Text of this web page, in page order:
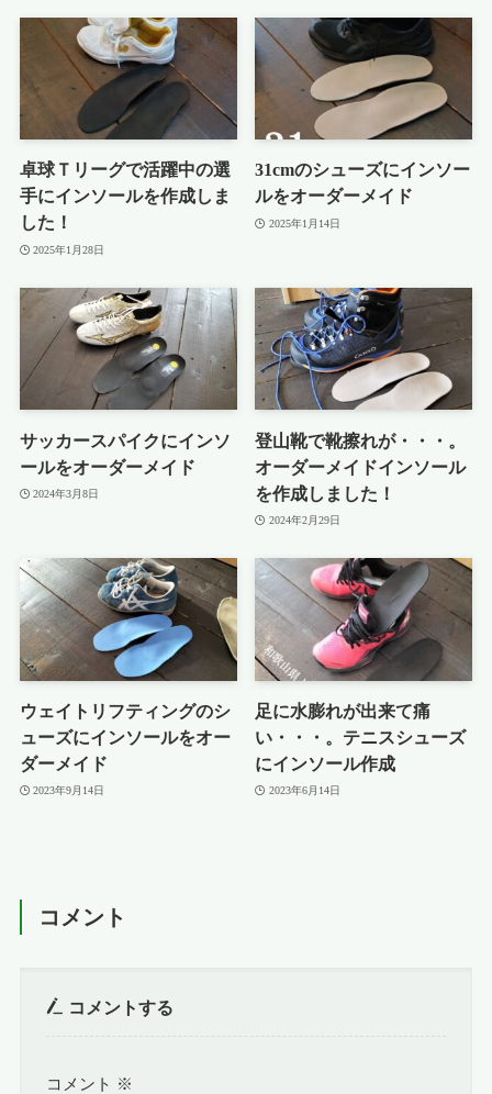
卓球Ｔリーグで活躍中の選
手にインソールを作成しま
した！
2025年1月28日
31cmのシューズにインソー
ルをオーダーメイド
2025年1月14日
サッカースパイクにインソ
ールをオーダーメイド
2024年3月8日
登山靴で靴擦れが・・・。
オーダーメイドインソール
を作成しました！
2024年2月29日
ウェイトリフティングのシ
ューズにインソールをオー
ダーメイド
2023年9月14日
足に水膨れが出来て痛
い・・・。テニスシューズ
にインソール作成
2023年6月14日
コメント
コメントする
コメント ※